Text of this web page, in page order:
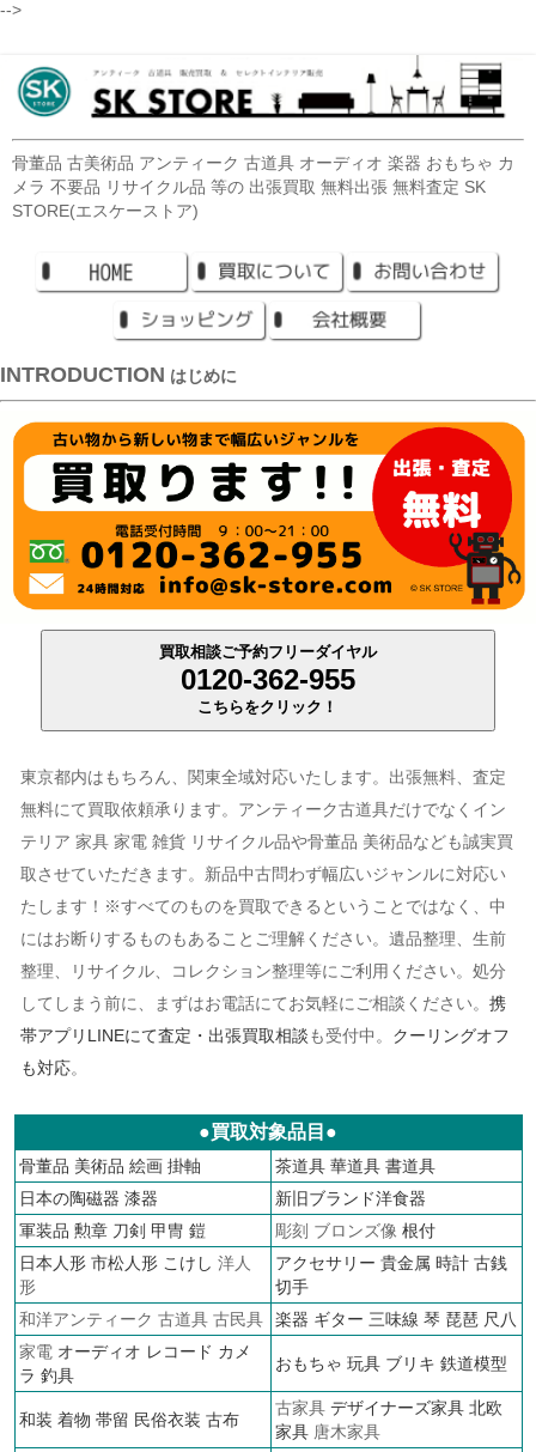
-->
骨董品 古美術品 アンティーク 古道具 オーディオ 楽器 おもちゃ カ
メラ 不要品 リサイクル品 等の 出張買取 無料出張 無料査定 SK
STORE(エスケーストア)
INTRODUCTION はじめに
買取相談ご予約フリーダイヤル
0120-362-955
こちらをクリック！
東京都内はもちろん、関東全域対応いたします。出張無料、査定
無料にて買取依頼承ります。アンティーク古道具だけでなくイン
テリア 家具 家電 雑貨 リサイクル品や骨董品 美術品なども誠実買
取させていただきます。新品中古問わず幅広いジャンルに対応い
たします！※すべてのものを買取できるということではなく、中
にはお断りするものもあることご理解ください。遺品整理、生前
整理、リサイクル、コレクション整理等にご利用ください。処分
してしまう前に、まずはお電話にてお気軽にご相談ください。 携
帯アプリLINEにて査定・出張買取相談も受付中。 クーリングオフ
も対応。
●買取対象品目●
骨董品 美術品 絵画 掛軸 茶道具 華道具 書道具
日本の陶磁器 漆器
新旧ブランド洋食器
軍装品 勲章 刀剣 甲冑 鎧 彫刻 ブロンズ像 根付
日本人形 市松人形 こけし 洋人
形
アクセサリー 貴金属 時計 古銭
切手
和洋アンティーク 古道具 古民具
楽器 ギター 三味線 琴 琵琶 尺八
家電 オーディオ レコード カメ
ラ 釣具
おもちゃ 玩具 ブリキ 鉄道模型
和装 着物 帯留 民俗衣装 古布
古家具 デザイナーズ家具 北欧
家具唐木家具